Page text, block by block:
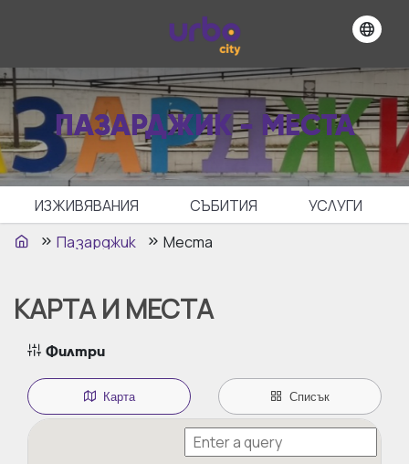
ПАЗАРДЖИК - МЕСТА
ИЗЖИВЯВАНИЯ СЪБИТИЯ
УСЛУГИ
Пазарджик
Места
КАРТА И МЕСТА
Филтри
Карта Списък